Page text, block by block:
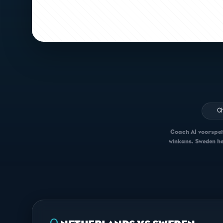
Coach AI
winkans. Sweden